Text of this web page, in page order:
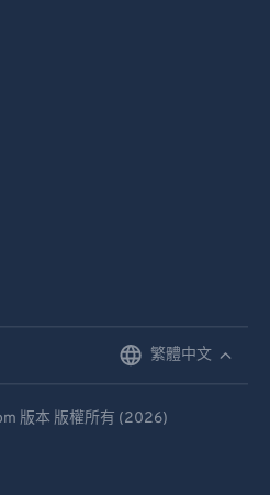
繁體中文
版本 版權所有 (2026)